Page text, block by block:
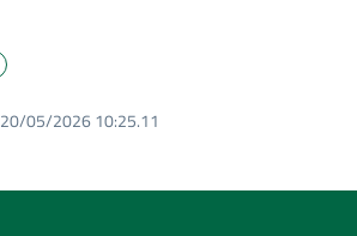
20/05/2026 10:25.11